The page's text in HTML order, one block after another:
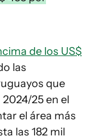
de los US$
las
que
25 en el
el área más
las 182 mil